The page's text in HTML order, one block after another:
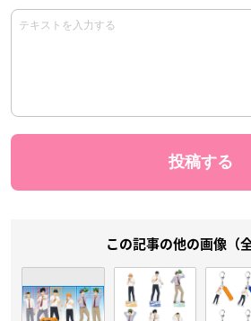
この記事の他の画像（